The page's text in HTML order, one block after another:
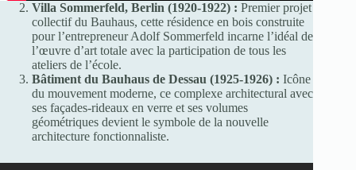
Villa Sommerfeld, Berlin (1920-1922) : Premier projet
collectif du Bauhaus, cette résidence en bois construite
pour l’entrepreneur Adolf Sommerfeld incarne l’idéal de
l’œuvre d’art totale avec la participation de tous les
ateliers de l’école.
Bâtiment du Bauhaus de Dessau (1925-1926) : Icône
du mouvement moderne, ce complexe architectural avec
ses façades-rideaux en verre et ses volumes
géométriques devient le symbole de la nouvelle
architecture fonctionnaliste.